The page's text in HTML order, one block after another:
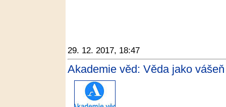
29. 12. 2017, 18:47
Akademie věd: Věda jako